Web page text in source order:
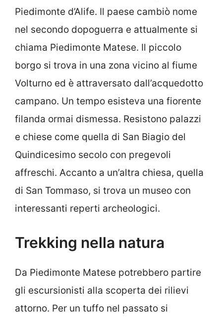
Piedimonte d’Alife. Il paese cambiò nome
nel secondo dopoguerra e attualmente si
chiama Piedimonte Matese. Il piccolo
borgo si trova in una zona vicino al fiume
Volturno ed è attraversato dall’acquedotto
campano. Un tempo esisteva una fiorente
filanda ormai dismessa. Resistono palazzi
e chiese come quella di San Biagio del
Quindicesimo secolo con pregevoli
affreschi. Accanto a un’altra chiesa, quella
di San Tommaso, si trova un museo con
interessanti reperti archeologici.
Trekking nella natura
Da Piedimonte Matese potrebbero partire
gli escursionisti alla scoperta dei rilievi
attorno. Per un tuffo nel passato si